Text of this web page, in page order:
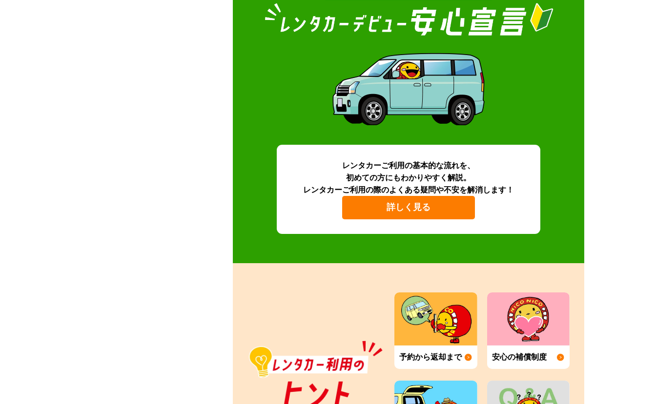
レンタカーご利用の基本的な流れを、
初めての方にもわかりやすく解説。
レンタカーご利用の際のよくある疑問や不安を解消します！
詳しく見る
予約から返却まで 安心の補償制度